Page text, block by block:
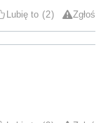
Lubię to 2 Zgłoś